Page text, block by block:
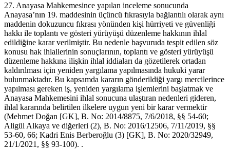
27. Anayasa Mahkemesince yapılan inceleme sonucunda
Anayasa’nın 19. maddesinin üçüncü fıkrasıyla bağlantılı olarak aynı
maddenin dokuzuncu fıkrası yönünden kişi hürriyeti ve güvenliği
hakkı ile toplantı ve gösteri yürüyüşü düzenleme hakkının ihlal
edildiğine karar verilmiştir. Bu nedenle başvuruda tespit edilen söz
konusu hak ihlallerinin sonuçlarının, toplantı ve gösteri yürüyüşü
düzenleme hakkına ilişkin ihlal iddiaları da gözetilerek ortadan
kaldırılması için yeniden yargılama yapılmasında hukuki yarar
bulunmaktadır. Bu kapsamda kararın gönderildiği yargı mercilerince
yapılması gereken iş, yeniden yargılama işlemlerini başlatmak ve
Anayasa Mahkemesini ihlal sonucuna ulaştıran nedenleri gideren,
ihlal kararında belirtilen ilkelere uygun yeni bir karar vermektir
(Mehmet Doğan [GK], B. No: 2014/8875, 7/6/2018, §§ 54-60;
Aligül Alkaya ve diğerleri (2), B. No: 2016/12506, 7/11/2019, §§
53-60, 66; Kadri Enis Berberoğlu (3) [GK], B. No: 2020/32949,
21/1/2021, §§ 93-100). .